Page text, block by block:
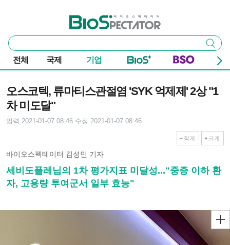
바이오스펙테이터
통
합
검
색
검색
전체 국제 기업
오스코텍, 류마티스관절염 'SYK 억제제' 2상 "1
차 미도달"
입력 2021-01-07 08:46 수정 2021-01-07 08:46
작게 크게
바이오스펙테이터 김성민 기자
세비도플레닙의 1차 평가지표 미달성..."중증 이하 환
자, 고용량 투여군서 일부 효능"